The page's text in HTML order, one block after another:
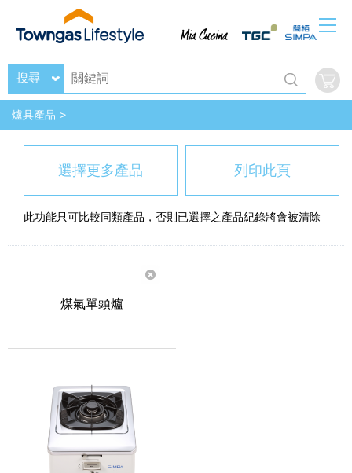
搜尋
爐具產品
選擇更多產品 列印此頁
此功能只可比較同類產品，否則已選擇之產品紀錄將會被清除
煤氣單頭爐